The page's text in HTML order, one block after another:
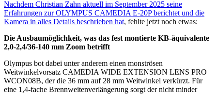
Nachdem Christian Zahn aktuell im September 2025 seine
Erfahrungen zur OLYMPUS CAMEDIA E-20P berichtet und die
Kamera in alles Details beschrieben hat, fehlte jetzt noch etwas:
Die Ausbaumöglichkeit, was das fest montierte KB-äquivalente
2,0-2,4/36-140 mm Zoom betrifft
Olympus bot dabei unter anderem einen monströsen
Weitwinkelvorsatz CAMEDIA WIDE EXTENSION LENS PRO
WCON08B, der die 36 mm auf 28 mm Weitwinkel verkürzt. Für
eine 1,4-fache Brennweitenverlängerung sorgt der nicht minder